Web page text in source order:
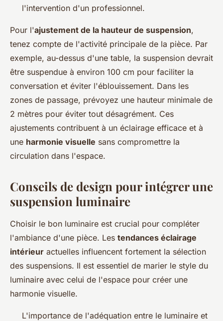
l'intervention d'un professionnel.
Pour l'ajustement de la hauteur de suspension,
tenez compte de l'activité principale de la pièce. Par
exemple, au-dessus d'une table, la suspension devrait
être suspendue à environ 100 cm pour faciliter la
conversation et éviter l'éblouissement. Dans les
zones de passage, prévoyez une hauteur minimale de
2 mètres pour éviter tout désagrément. Ces
ajustements contribuent à un éclairage efficace et à
une harmonie visuelle sans compromettre la
circulation dans l'espace.
Conseils de design pour intégrer une
suspension luminaire
Choisir le bon luminaire est crucial pour compléter
l'ambiance d'une pièce. Les tendances éclairage
intérieur actuelles influencent fortement la sélection
des suspensions. Il est essentiel de marier le style du
luminaire avec celui de l'espace pour créer une
harmonie visuelle.
L'importance de l'adéquation entre le luminaire et